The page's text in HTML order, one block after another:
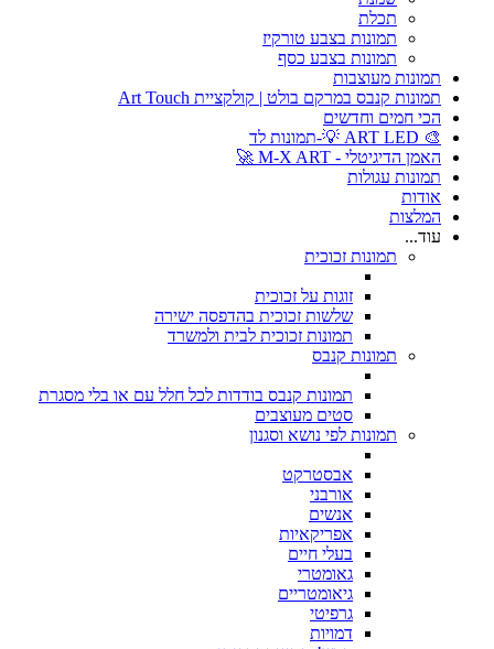
תכלת
תמונות בצבע טורקיז
תמונות בצבע כסף
תמונות מעוצבות
תמונות קנבס במרקם בולט | קולקציית Art Touch
הכי חמים וחדשים
🎨 ART LED 💡-תמונות לד
האמן הדיגיטלי - M-X ART 🚀
תמונות עגולות
אודות
המלצות
עוד...
תמונות זכוכית
זוגות על זכוכית
שלשות זכוכית בהדפסה ישירה
תמונות זכוכית לבית ולמשרד
תמונות קנבס
תמונות קנבס בודדות לכל חלל עם או בלי מסגרת
סטים מעוצבים
תמונות לפי נושא וסגנון
אבסטרקט
אורבני
אנשים
אפריקאיות
בעלי חיים
גאומטרי
גיאומטריים
גרפיטי
דמויות